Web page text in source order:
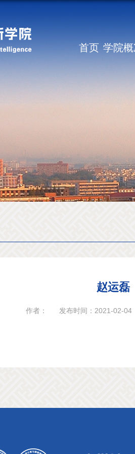
首页 学院
赵运磊
作者： 发布时间：2021-02-04